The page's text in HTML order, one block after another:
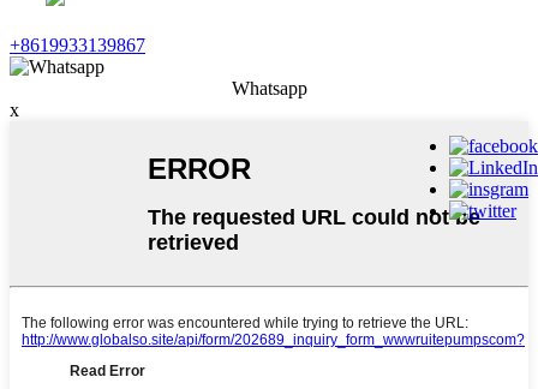
+8619933139867
Whatsapp
x